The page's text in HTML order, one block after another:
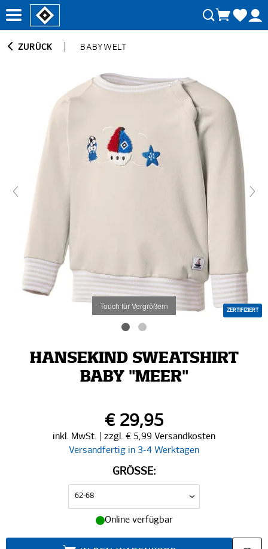
ZURÜCK BABYWELT
Touch für Vergrößern ZERTIFIZIERT
HANSEKIND SWEATSHIRT
BABY "MEER"
€ 29,95
inkl. MwSt. | zzgl. € 5,99 Versandkosten
Versandfertig in 3-4 Werktagen
GRÖSSE:
Online verfügbar